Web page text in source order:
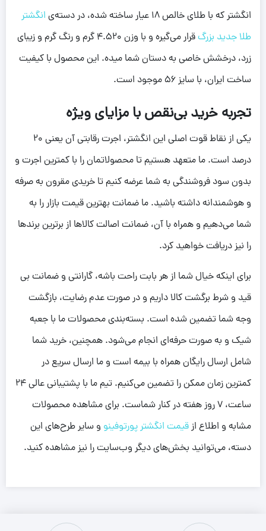
انگشتر که با طلای خالص ۱۸ عیار ساخته شده، در دسته‌ی
انگشتر
طلا جدید بزرگ
قرار می‌گیره و با وزن ۴.۵۲۰ گرم و رنگ گرم و زیبای
زرد، درخشش خاصی به دستان شما میده. این محصول با کیفیت
ساخت ایران، با سایز ۵۶ موجود است.
تجربه خرید بی‌نقص با مزایای ویژه
یکی از نقاط قوت اصلی این انگشتر، اجرت رقابتی آن یعنی ۲۰
درصد است. ما متعهد هستیم تا محصولاتمان را با کمترین اجرت و
بدون سود فروشندگی به شما عرضه کنیم تا خریدی مقرون به صرفه
و هوشمندانه داشته باشید. ما ضمانت بهترین قیمت بازار را به
شما می‌دهیم و همراه با آن، ضمانت اصالت کالاها از برترین برندها
را نیز دریافت خواهید کرد.
برای اینکه خیال شما از هر بابت راحت باشه، گارانتی و ضمانت بی
قید و شرط برگشت کالا داریم و در صورت عدم رضایت، بازگشت
وجه شما تضمین شده است. بسته‌بندی محصولات ما با جعبه
شیک و به صورت حرفه‌ای انجام می‌شود. همچنین، خرید شما
شامل ارسال رایگان همراه با بیمه است و ما ارسال سریع در
کمترین زمان ممکن را تضمین می‌کنیم. تیم ما با پشتیبانی عالی ۲۴
ساعت، ۷ روز هفته در کنار شماست. برای مشاهده محصولات
مشابه و اطلاع ازقیمت انگشتر پورتوفینو و سایر طرح‌های این
دسته، می‌توانید بخش‌های دیگر وب‌سایت را نیز مشاهده کنید.